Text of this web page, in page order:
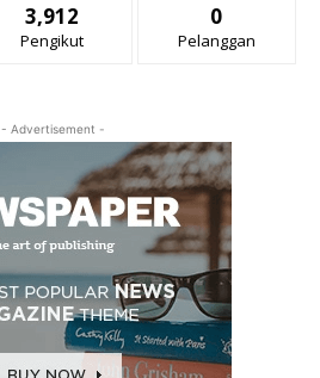
3,912
Pengikut
0
Pelanggan
- Advertisement -